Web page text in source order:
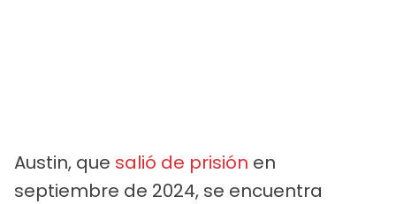
Austin, que salió de prisión en
septiembre de 2024, se encuentra